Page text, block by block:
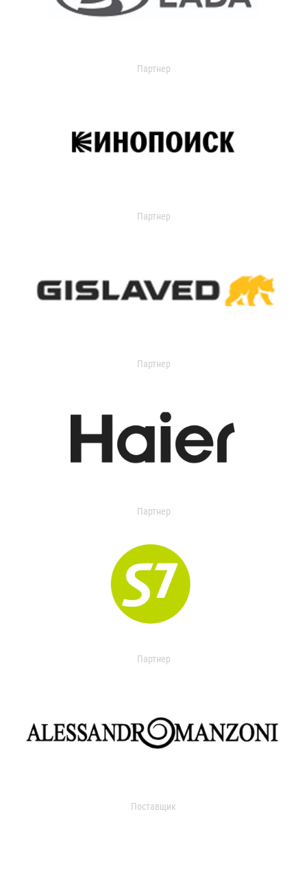
Партнер
Партнер
Партнер
Партнер
Партнер
Поставщик